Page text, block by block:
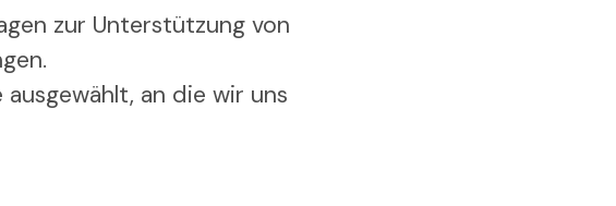
zur Unterstützung von
an die wir uns